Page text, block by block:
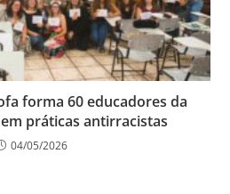
forma 60 educadores da
práticas antirracistas
04/05/2026